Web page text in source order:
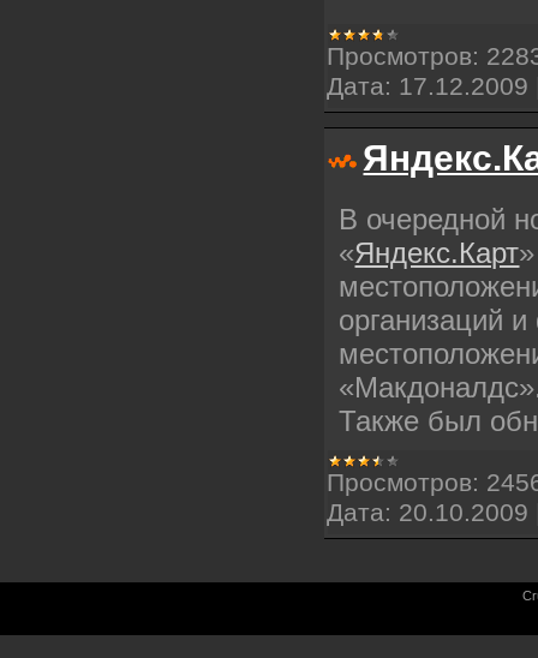
Просмотров:
Дата: 17.12.2009
В очередной
«Яндекс.Карт
организаций
Также был
Просмотров:
Дата: 20.10.2009